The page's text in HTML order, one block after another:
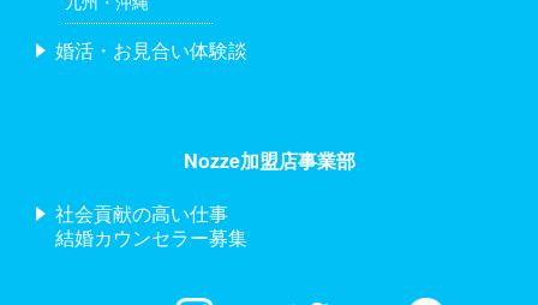
婚活・お見合い体験談
Nozze加盟店事業部
社会貢献の高い仕事
結婚カウンセラー募集